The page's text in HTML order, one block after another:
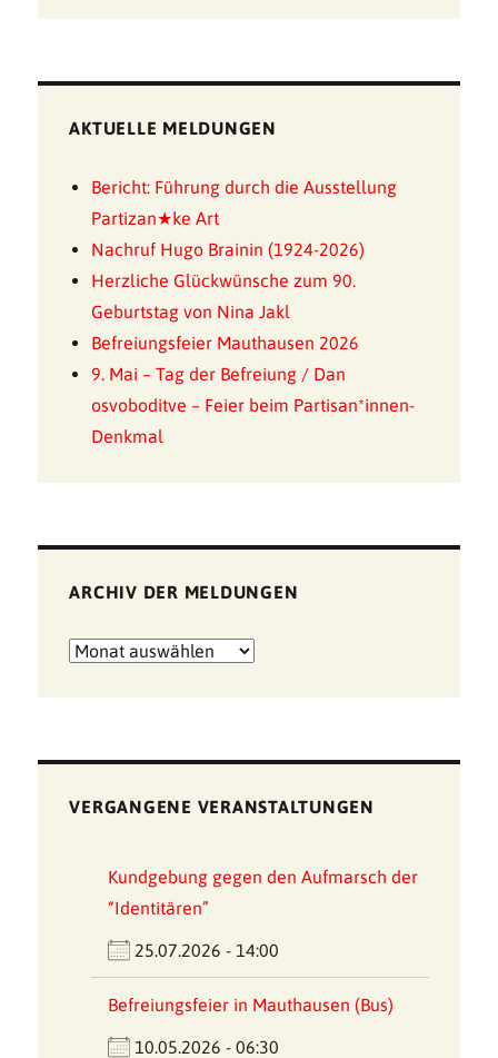
AKTUELLE MELDUNGEN
Bericht: Führung durch die Ausstellung
Partizan★ke Art
Nachruf Hugo Brainin (1924-2026)
Herzliche Glückwünsche zum 90.
Geburtstag von Nina Jakl
Befreiungsfeier Mauthausen 2026
9. Mai – Tag der Befreiung / Dan
osvoboditve – Feier beim Partisan*innen-
Denkmal
ARCHIV DER MELDUNGEN
Archiv
VERGANGENE VERANSTALTUNGEN
Kundgebung gegen den Aufmarsch der
“Identitären”
25.07.2026 - 14:00
Befreiungsfeier in Mauthausen (Bus)
10.05.2026 - 06:30